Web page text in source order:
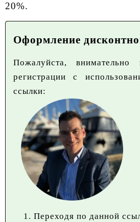
20%.
Оформление
Пожалуйста, внимательно
регистрации с
ссылки:
Переходя по данной